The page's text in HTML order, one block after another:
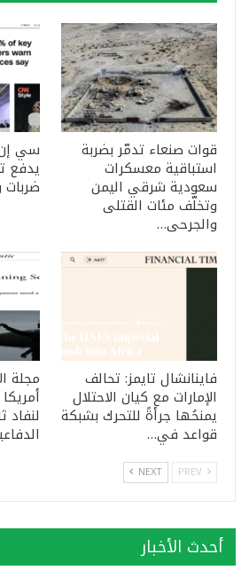
قوات صنعاء تدمّر بضربة
استباقية معسكرات
سعودية شرقي اليمن
وتخلّف مئات القتلى
والجرحى…
سي إن
يدفع
فاينانشال تايمز: تحالف
الإمارات مع كيان الاحتلال
يمنحُها جرأةً للتحرك بشبكة
قواعد في…
مجلة
لنفاد
NEXT
أحدث الأخبار